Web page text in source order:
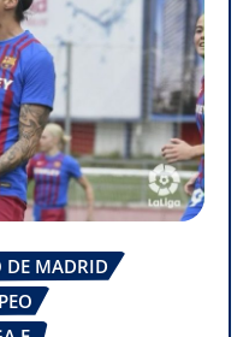
DE MADRID